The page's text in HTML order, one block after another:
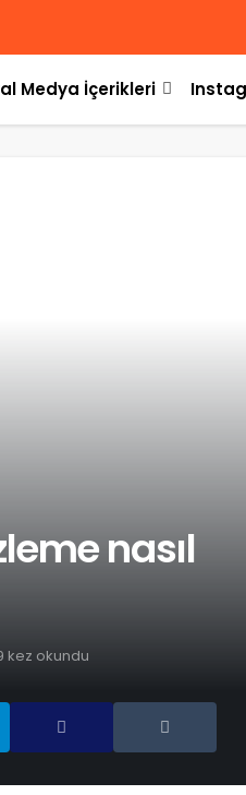
Medya İçerikleri
nasıl
kez okundu